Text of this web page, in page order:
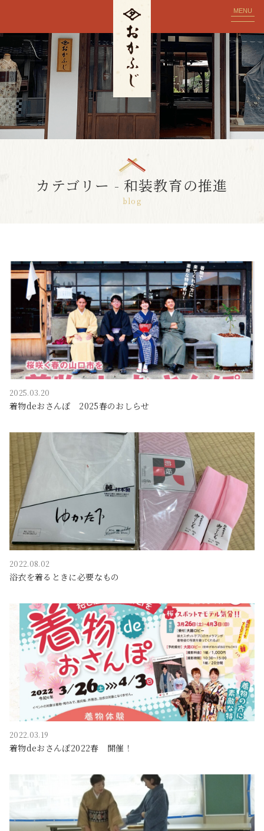
MENU
カテゴリー - 和装教育の推進
blog
2025.03.20
着物deおさんぽ 2025春のおしらせ
2022.08.02
浴衣を着るときに必要なもの
2022.03.19
着物deおさんぽ2022春 開催！